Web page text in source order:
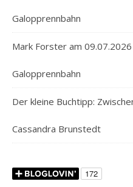
Galopprennbahn
Mark Forster am
Galopprennbahn
Der kleine Buchtipp:
Cassandra Brunstedt